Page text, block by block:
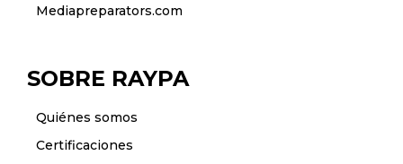
Mediapreparators.com
SOBRE RAYPA
Quiénes somos
Certificaciones